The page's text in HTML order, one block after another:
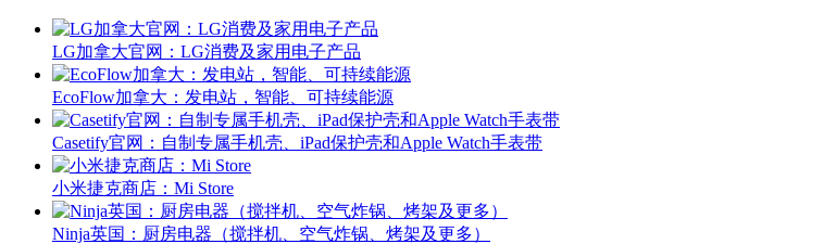
LG加拿大官网：LG消费及家用电子产品
EcoFlow加拿大：发电站，智能、可持续能源
Casetify官网：自制专属手机壳、iPad保护壳和Apple Watch手表带
小米捷克商店：Mi Store
Ninja英国：厨房电器（搅拌机、空气炸锅、烤架及更多）